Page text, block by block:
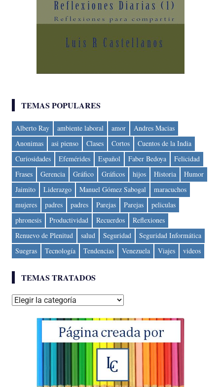
TEMAS POPULARES
Alberto Ray ambiente laboral amor
Andres Macias
Anonimas
asi pienso Clases Cortos
Cuentos de la India
Curiosidades
Efemérides Español Faber Bedoya
Felicidad
Frases
Gerencia Gráfico Gráficos hijos Historia
Humor
Jaimito
Liderazgo Manuel Gómez Sabogal
maracuchos
mujeres
padres padres Parejas Parejas
peliculas
phronesis
Productividad Recuerdos
Reflexiones
Renuevo de Plenitud
salud Seguridad
Seguridad Informática
Suegras
Tecnología Tendencias Venezuela Viajes videos
TEMAS TRATADOS
Temas